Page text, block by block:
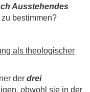
Ausstehendes
bestimmen?
als theologischer
der drei
obwohl sie in der